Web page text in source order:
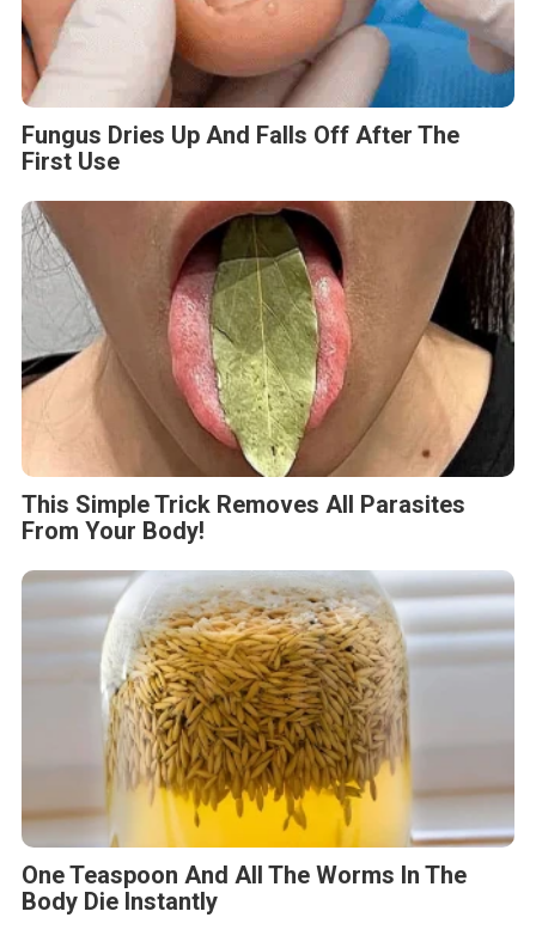
Fungus Dries Up And Falls Off After The
First Use
This Simple Trick Removes All Parasites
From Your Body!
One Teaspoon And All The Worms In The
Body Die Instantly